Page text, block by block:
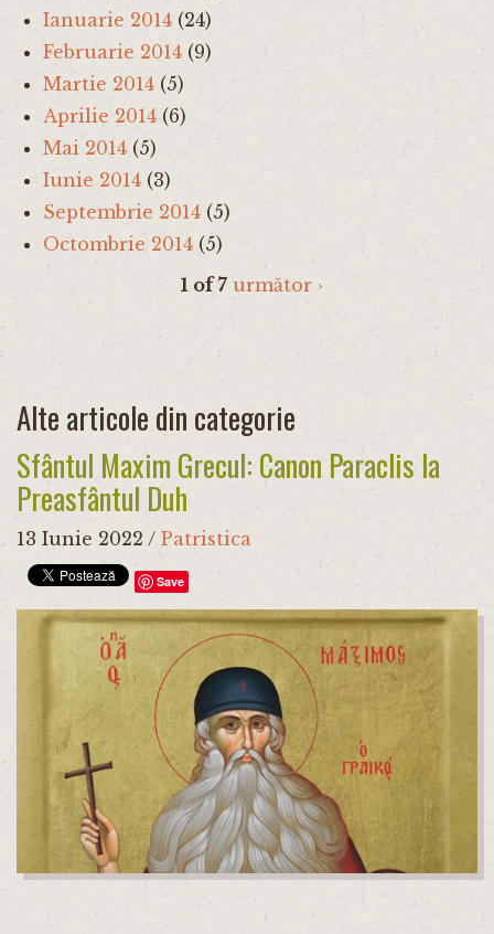
Ianuarie 2014 (24)
Februarie 2014 (9)
Martie 2014 (5)
Aprilie 2014(6)
Mai 2014 (5)
Iunie 2014 (3)
Septembrie 2014 (5)
Octombrie 2014 (5)
1 of 7 următor ›
Alte articole din categorie
Sfântul Maxim Grecul: Canon Paraclis la
Preasfântul Duh
13 Iunie 2022 / Patristica
Save